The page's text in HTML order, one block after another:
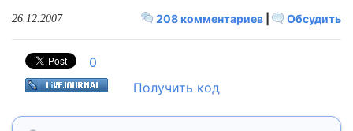
208 комментариев Обсудить
26.12.2007
0
Получить код